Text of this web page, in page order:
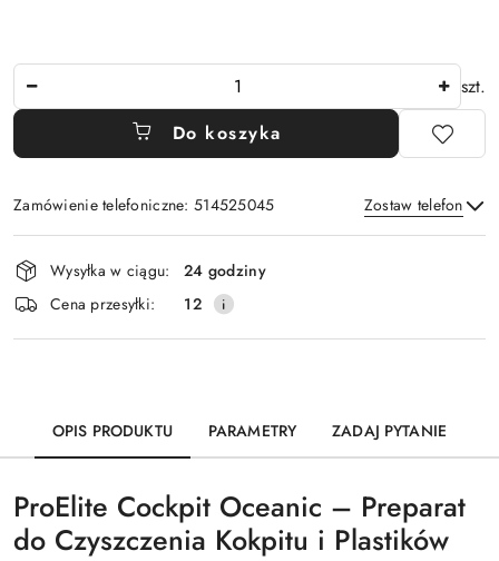
szt.
Do koszyka
Zamówienie telefoniczne: 514525045 Zostaw telefon
Wyślij
Dostępność
i
dostawa
Wysyłka w ciągu:
24 godziny
Cena przesyłki:
12
OPIS PRODUKTU PARAMETRY ZADAJ PYTANIE
ProElite Cockpit Oceanic – Preparat
do Czyszczenia Kokpitu i Plastików